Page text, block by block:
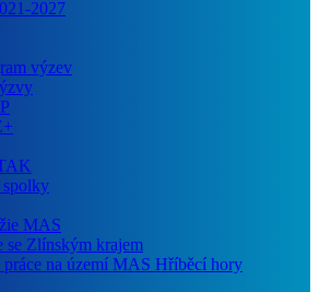
2027
výzev
MAS
se Zlínským krajem
na území MAS Hříběcí hory